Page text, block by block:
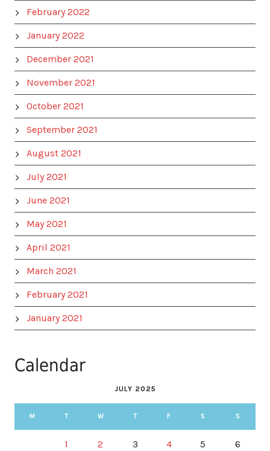
February 2022
January 2022
December 2021
November 2021
October 2021
September 2021
August 2021
July 2021
June 2021
May 2021
April 2021
March 2021
February 2021
January 2021
Calendar
JULY 2025
M T W T F S S
1 2 3 4 5 6